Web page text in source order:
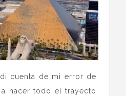
cuenta de mi error de
hacer todo el trayecto